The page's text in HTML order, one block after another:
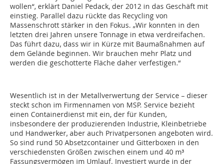
wollen“, erklärt Daniel Pedack, der 2012 in das Geschäft mit
einstieg. Parallel dazu rückte das Recycling von
Massenschrott stärker in den Fokus. „Wir konnten in den
letzten drei Jahren unsere Tonnage in etwa verdreifachen.
Das führt dazu, dass wir in Kürze mit Baumaßnahmen auf
dem Gelände beginnen. Wir brauchen mehr Platz und
werden die geschotterte Fläche daher verfestigen.“
Wesentlich ist in der Metallverwertung der Service – dieser
steckt schon im Firmennamen von MSP. Service bezieht
einen Containerdienst mit ein, der für Kunden,
insbesondere der produzierenden Industrie, Kleinbetriebe
und Handwerker, aber auch Privatpersonen angeboten wird.
So sind rund 50 Absetzcontainer und Gitterboxen in den
verschiedensten Größen zwischen einem und 40 m³
Fassungsvermögen im Umlauf. Investiert wurde in der